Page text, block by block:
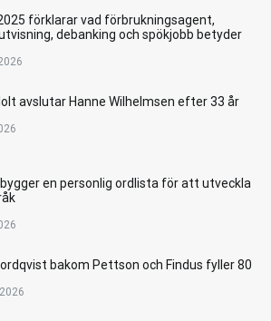
förklarar vad förbrukningsagent,
debanking och spökjobb betyder
avslutar Hanne Wilhelmsen efter 33 år
bygger en personlig ordlista för att utveckla
bakom Pettson och Findus fyller 80